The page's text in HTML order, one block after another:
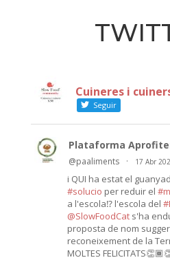
Cuineres i
Seguir
Plataforma
@paaliments · 17 Abr
i QUI ha estat el
#solucio per reduir el
a l'escola⁉️ l'escola del
@SlowFoodCats'ha
proposta de nom
reconeixement de la
MOLTES